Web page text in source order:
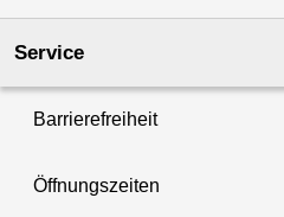
Service
Barrierefreiheit
Öffnungszeiten